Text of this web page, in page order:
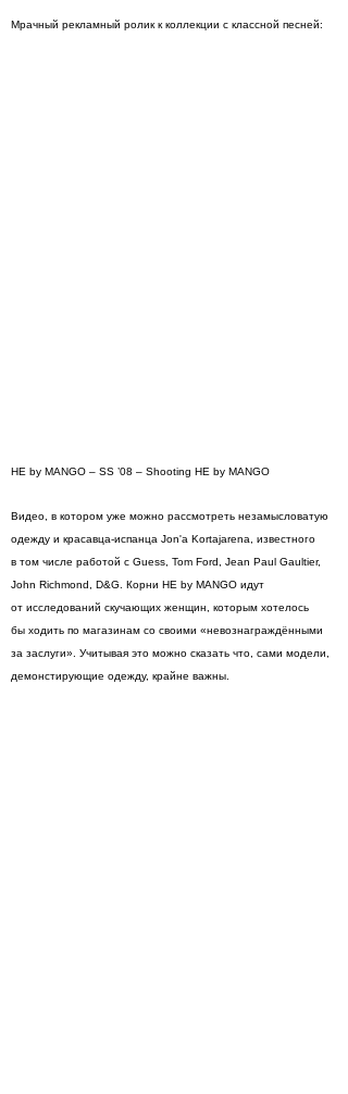
Мрачный рекламный ролик к коллекции с классной песней:
HE by MANGO – SS ’08 – Shooting HE by MANGO
Видео, в котором уже можно рассмотреть незамысловатую
одежду и красавца-испанца Jon'а Kortajarena, известного
в том числе работой с Guess, Tom Ford, Jean Paul Gaultier,
John Richmond, D&G. Корни HE by MANGO идут
от исследований скучающих женщин, которым хотелось
бы ходить по магазинам со своими «невознаграждёнными
за заслуги». Учитывая это можно сказать что, сами модели,
демонстирующие одежду, крайне важны.